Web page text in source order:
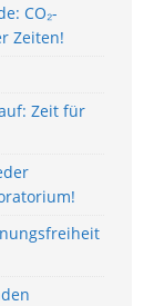
CO₂-
Zeiten!
Zeit für